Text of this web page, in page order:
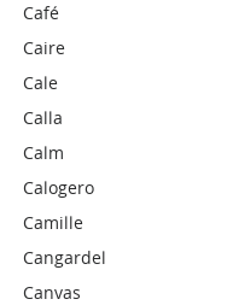
Café
Caire
Cale
Calla
Calm
Calogero
Camille
Cangardel
Canvas